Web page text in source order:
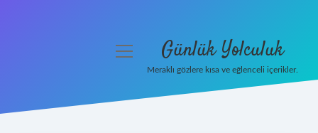
menüyü
Günlük Yolculuk
Meraklı gözlere kısa ve eğlenceli içerikler.